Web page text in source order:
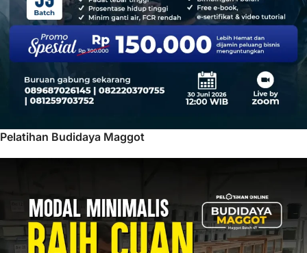
Pelatihan Budidaya Maggot